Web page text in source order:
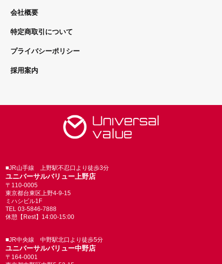
会社概要
特定商取引について
プライバシーポリシー
採用案内
■JR山手線 上野駅不忍口より徒歩3分
ユニバーサルバリュー上野店
〒110-0005
東京都台東区上野4-9-15
ミハシビル1F
TEL 03-5846-7888
休憩【Rest】14:00-15:00
■JR中央線 中野駅北口より徒歩5分
ユニバーサルバリュー中野店
〒164-0001